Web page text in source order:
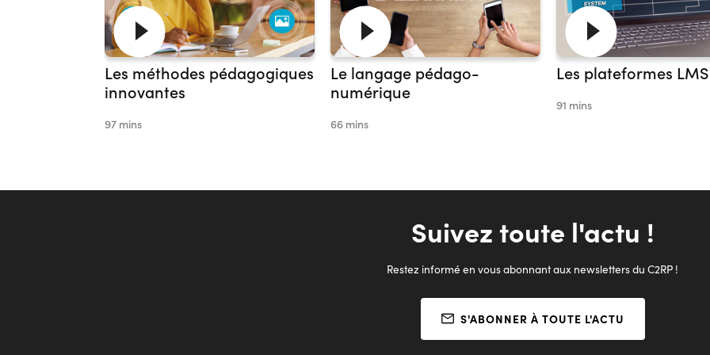
Les méthodes pédagogiques
innovantes
97 mins
Le langage pédago-
numérique
66 mins
Les plateformes LMS
91 mins
Suivez toute l'actu !
Restez informé en vous abonnant aux newsletters du C2RP !
S'ABONNER À TOUTE L'ACTU